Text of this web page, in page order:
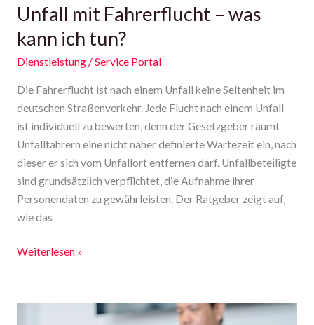
Unfall mit Fahrerflucht – was
kann ich tun?
Dienstleistung/Service Portal
Die Fahrerflucht ist nach einem Unfall keine Seltenheit im
deutschen Straßenverkehr. Jede Flucht nach einem Unfall
ist individuell zu bewerten, denn der Gesetzgeber räumt
Unfallfahrern eine nicht näher definierte Wartezeit ein, nach
dieser er sich vom Unfallort entfernen darf. Unfallbeteiligte
sind grundsätzlich verpflichtet, die Aufnahme ihrer
Personendaten zu gewährleisten. Der Ratgeber zeigt auf,
wie das
Weiterlesen »